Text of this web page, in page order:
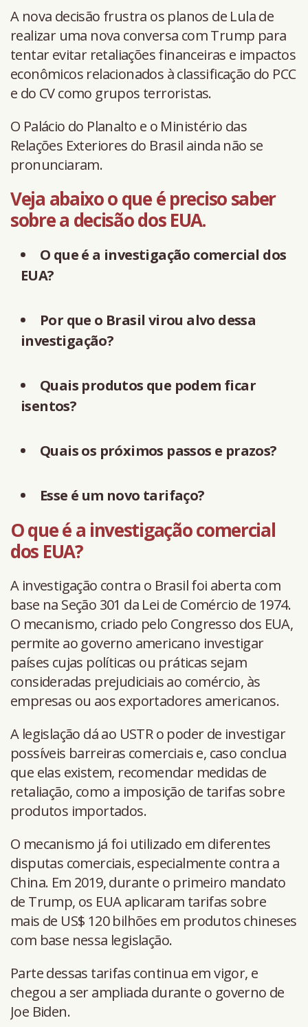
A nova decisão frustra os planos de Lula de
realizar uma nova conversa com Trump para
tentar evitar retaliações financeiras e impactos
econômicos relacionados à classificação do PCC
e do CV como grupos terroristas.
O Palácio do Planalto e o Ministério das
Relações Exteriores do Brasil ainda não se
pronunciaram.
Veja abaixo o que é preciso saber
sobre a decisão dos EUA.
O que é a investigação comercial dos
EUA?
Por que o Brasil virou alvo dessa
investigação?
Quais produtos que podem ficar
isentos?
Quais os próximos passos e prazos?
Esse é um novo tarifaço?
O que é a investigação comercial
dos EUA?
A investigação contra o Brasil foi aberta com
base na Seção 301 da Lei de Comércio de 1974.
O mecanismo, criado pelo Congresso dos EUA,
permite ao governo americano investigar
países cujas políticas ou práticas sejam
consideradas prejudiciais ao comércio, às
empresas ou aos exportadores americanos.
A legislação dá ao USTR o poder de investigar
possíveis barreiras comerciais e, caso conclua
que elas existem, recomendar medidas de
retaliação, como a imposição de tarifas sobre
produtos importados.
O mecanismo já foi utilizado em diferentes
disputas comerciais, especialmente contra a
China. Em 2019, durante o primeiro mandato
de Trump, os EUA aplicaram tarifas sobre
mais de US$ 120 bilhões em produtos chineses
com base nessa legislação.
Parte dessas tarifas continua em vigor, e
chegou a ser ampliada durante o governo de
Joe Biden.